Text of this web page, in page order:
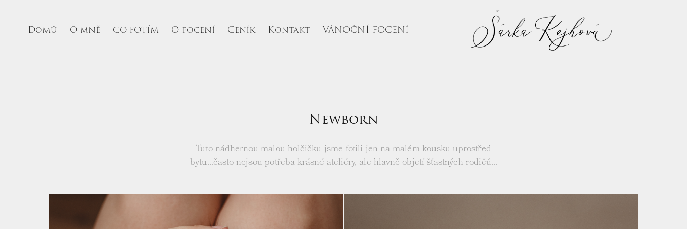
Domů O mně CO FOTÍM O focení Ceník Kontakt VÁNOČNÍ FOCENÍ
Newborn
Tuto nádhernou malou holčičku jsme fotili jen na malém kousku uprostřed
bytu...často nejsou potřeba krásné ateliéry, ale hlavně objetí šťastných rodičů...